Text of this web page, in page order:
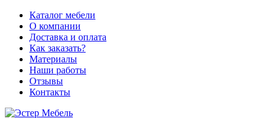
Каталог мебели
О компании
Доставка и оплата
Как заказать?
Материалы
Наши работы
Отзывы
Контакты